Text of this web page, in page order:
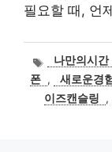
필요할 때, 언
태나만의시간
폰 , 새로운경
이즈캔슬링
,